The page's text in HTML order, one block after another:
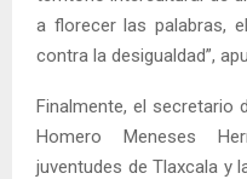
a florecer las palabras,
contra la desigualdad”,
Finalmente, el secretario
Homero Meneses
juventudes de Tlaxcala y